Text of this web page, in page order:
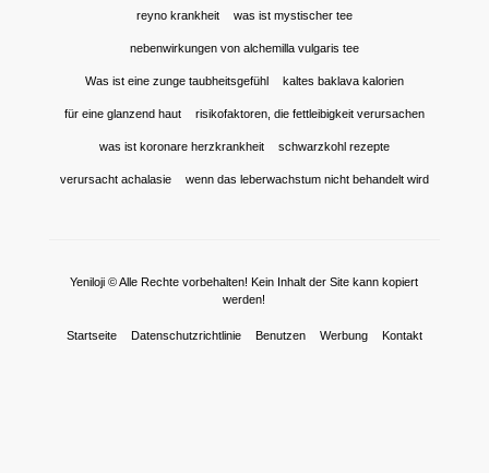
reyno krankheit was ist mystischer tee
nebenwirkungen von alchemilla vulgaris tee
Was ist eine zunge taubheitsgefühl kaltes baklava kalorien
für eine glanzend haut risikofaktoren, die fettleibigkeit verursachen
was ist koronare herzkrankheit schwarzkohl rezepte
verursacht achalasie wenn das leberwachstum nicht behandelt wird
Yeniloji © Alle Rechte vorbehalten! Kein Inhalt der Site kann kopiert
werden!
Startseite Datenschutzrichtlinie Benutzen Werbung Kontakt